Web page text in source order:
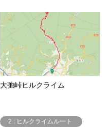
大弛峠ヒルクライム
2 : ヒルクライムルート